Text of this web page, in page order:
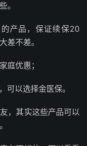
。
产品，保证续保20
差不差。
庭优惠；
以选择金医保。
，其实这些产品可以